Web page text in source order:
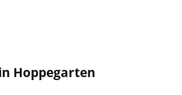
Hoppegarten